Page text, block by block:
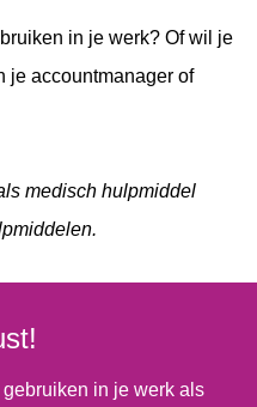
in je werk? Of wil je
je accountmanager of
medisch hulpmiddel
in je werk als